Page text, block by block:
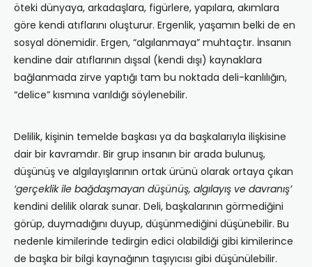
öteki dünyaya, arkadaşlara, figürlere, yapılara, akımlara
göre kendi atıflarını oluşturur. Ergenlik, yaşamın belki de en
sosyal dönemidir. Ergen, “algılanmaya” muhtaçtır. İnsanın
kendine dair atıflarının dışsal (kendi dışı) kaynaklara
bağlanmada zirve yaptığı tam bu noktada deli-kanlılığın,
“delice” kısmına varıldığı söylenebilir.
Delilik, kişinin temelde başkası ya da başkalarıyla ilişkisine
dair bir kavramdır. Bir grup insanın bir arada bulunuş,
düşünüş ve algılayışlarının ortak ürünü olarak ortaya çıkan
‘gerçeklik ile bağdaşmayan düşünüş, algılayış ve davranış’
kendini delilik olarak sunar. Deli, başkalarının görmediğini
görüp, duymadığını duyup, düşünmediğini düşünebilir. Bu
nedenle kimilerinde tedirgin edici olabildiği gibi kimilerince
de başka bir bilgi kaynağının taşıyıcısı gibi düşünülebilir.